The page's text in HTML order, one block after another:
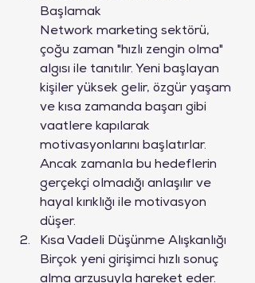
Başlamak
Network marketing sektörü,
çoğu zaman "hızlı zengin olma"
algısı ile tanıtılır. Yeni başlayan
kişiler yüksek gelir, özgür yaşam
ve kısa zamanda başarı gibi
vaatlere kapılarak
motivasyonlarını başlatırlar.
Ancak zamanla bu hedeflerin
gerçekçi olmadığı anlaşılır ve
hayal kırıklığı ile motivasyon
düşer.
Kısa Vadeli Düşünme Alışkanlığı
Birçok yeni girişimci hızlı sonuç
alma arzusuyla hareket eder.